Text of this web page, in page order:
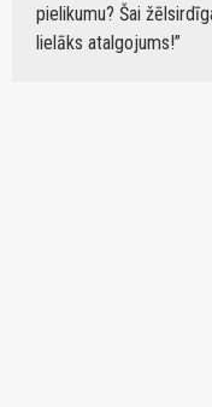
pielikumu? Šai
lielāks atalgojums!